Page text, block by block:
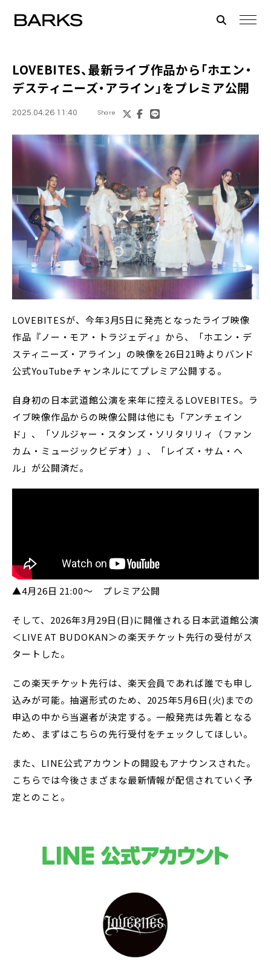
LOVEBITES、最新ライブ作品から「ホエン・
デスティニーズ・アライン」をプレミア公開
2025.04.26 11:40 Share
LOVEBITESが、今年3月5日に発売となったライブ映像
作品『ノー・モア・トラジェディ』から、「ホエン・デ
スティニーズ・アライン」の映像を26日21時よりバンド
公式YouTubeチャンネルにてプレミア公開する。
自身初の日本武道館公演を来年に控えるLOVEBITES。ラ
イブ映像作品からの映像公開は他にも「アンチェイン
ド」、「ソルジャー・スタンズ・ソリタリリィ（ファン
カム・ミュージックビデオ）」、「レイズ・サム・ヘ
ル」が公開済だ。
▲4月26日 21:00〜 プレミア公開
そして、2026年3月29日(日)に開催される日本武道館公演
＜LIVE AT BUDOKAN＞の楽天チケット先行の受付がス
タートした。
この楽天チケット先行は、楽天会員であれば誰でも申し
込みが可能。抽選形式のため、2025年5月6日(火)までの
申込の中から当選者が決定する。一般発売は先着となる
ため、まずはこちらの先行受付をチェックしてほしい。
また、LINE公式アカウントの開設もアナウンスされた。
こちらでは今後さまざまな最新情報が配信されていく予
定とのこと。